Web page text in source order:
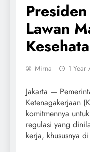
Lawan
Mirna 1 Year
Jakarta —
Ketenagakerjaan
komitmennya
regulasi yang
kerja, khususnya